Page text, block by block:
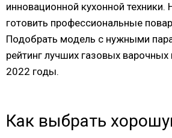
инновационной кухонной
готовить профессиональные
Подобрать модель с нужными
рейтинг лучших газовых
2022 годы.
Как выбрать